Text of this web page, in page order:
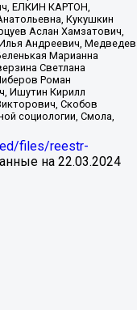
files/reestr-
на 22.03.2024